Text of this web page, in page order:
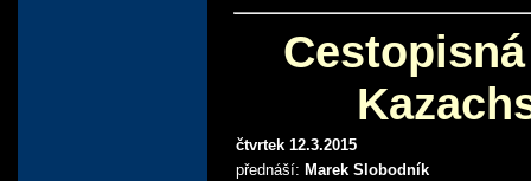
čtvrtek 12.3.2015
přednáší: Marek Slobodník